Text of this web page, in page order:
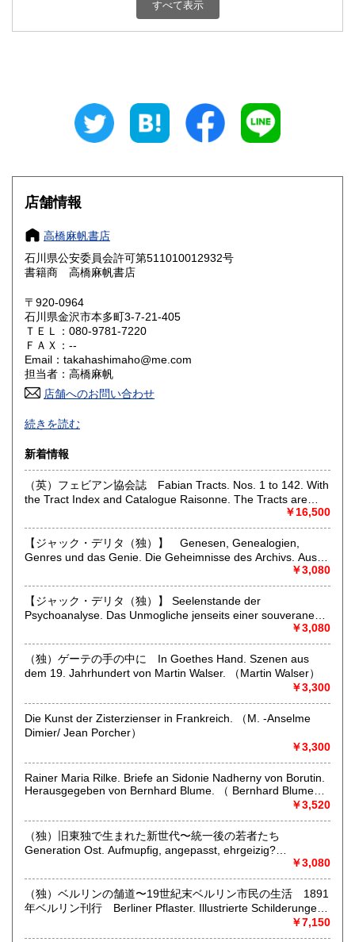
460円 三重県
大阪府
奈良県
鳥取県 460円 島根県
岡山県
山口県 460円
香川県 460円
高知県 460円
佐賀県
熊本県 460円 大分県 460円
宮崎県 460円 鹿児島県 460円
沖縄県 460円
すべて表示
店舗情報
高橋麻帆書店
石川県公安委員会許可第511010012932号
書籍商 高橋麻帆書店
〒920-0964
石川県金沢市本多町3-7-21-405
ＴＥＬ：080-9781-7220
ＦＡＸ：--
Email：takahashimaho@me.com
担当者：高橋麻帆
店舗へのお問い合わせ
ドイツ・オーストリアを中心とする西洋の文化とその受容に
かかわる古書籍、 文学、哲学、芸術、書誌、博物誌、地誌学
店舗はありませんが、現在、香林坊東急スクエア２階ヴィン
テージマーケット内で出店しております。開店時間；10:00-
20:00 住所；石川県金沢市香林坊２丁目１−１
https://takahashima.thebase.in/blog/2026/02/04/230224
Specialities;
German and austrian old and rare books, published in
architecture, music, photography, dance, theater, natural
science, travel and decorative arts (books and prints).
沿線名：-
最寄駅：-
営業時間：出張に出ております際にはご対応が遅くなること
があります。小規模の経営体制です。ご理解いただけますよ
うお願いいたします。
定休日：-
買い取りのご相談お待ちしております。
弊店は洋書が専門ですので、特に洋書のご整理をお考えの方
取り扱い分野
哲学宗教、美術工芸、外国文学、外国書、古書一般（その
続きを読む
新着情報
（英）フェビアン協会誌 Fabian Tracts. Nos. 1 to 142. With
the Tract Index and Catalogue Raisonne. The Tracts are
bound in oder of Number, Those Missing are out of Print or
1909.. To be Obtained at The Fabian Office, 3 Clement's Inn,
Stand, W. G.5 7 13 14 15 20 23 28 29 32 37 38 40 4142 44
45 48 51 54 62 64 69 70 72 75 78 79 82 83 84 85 86 87 90
91 92 93 94 95 97 98 99 102 104 107 108 109 111 112 113
115 116 118 119 121 122 123 124 126 127 128 129 130
131 132 133 134 135 136 137 138 139 140 141 142
￥16,500
【ジャック・デリタ（独）】 Genesen, Genealogien,
Genres und das Genie. Die Geheimnisse des Archivs. Aus
dem Franzosischen von Markus Sedlaczek. Herausgegeben
￥3,080
【ジャック・デリタ（独）】 Seelenstande der
Psychoanalyse. Das Unmogliche jenseits einer souveranen
Sorbonne in Paris. Aus dem Franzosischen von Hans- Dieter
Gondek. （Jacques Derrida）
￥3,080
（独）ゲーテの手の中に In Goethes Hand. Szenen aus
dem 19. Jahrhundert von Martin Walser. （Martin Walser）
￥3,300
Die Kunst der Zisterzienser in Frankreich. （M. -Anselme
Dimier/ Jean Porcher）
￥3,300
Rainer Maria Rilke. Briefe an Sidonie Nadherny von Borutin.
Herausgegeben von Bernhard Blume. （ Bernhard Blume
￥3,520
（独）旧東独で生まれた新世代〜統一後の若者たち
Generation Ost. Aufmupfig, angepasst, ehrgeizig?
Jugendliche nach der Wende. Zwolf Selbstaussagen. Mit
Billerbeck）
￥3,080
（独）ベルリンの舗道〜19世紀末ベルリン市民の生活 1891
年ベルリン刊行 Berliner Pflaster. Illustrierte Schilderungen
￥7,150